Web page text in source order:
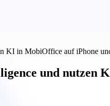
KI in MobiOffice auf iPhone
und nutzen